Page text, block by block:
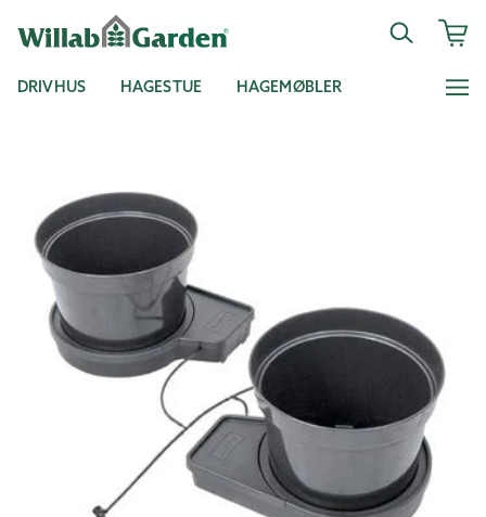
DRIVHUS HAGESTUE HAGEMØBLER